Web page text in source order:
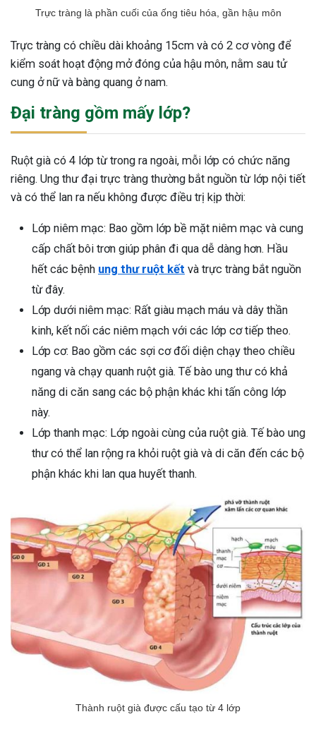
Trực tràng là phần cuối của ống tiêu hóa, gần hậu môn
Trực tràng có chiều dài khoảng 15cm và có 2 cơ vòng để
kiểm soát hoạt động mở đóng của hậu môn, nằm sau tử
cung ở nữ và bàng quang ở nam.
Đại tràng gồm mấy lớp?
Ruột già có 4 lớp từ trong ra ngoài, mỗi lớp có chức năng
riêng. Ung thư đại trực tràng thường bắt nguồn từ lớp nội tiết
và có thể lan ra nếu không được điều trị kịp thời:
Lớp niêm mạc: Bao gồm lớp bề mặt niêm mạc và cung
cấp chất bôi trơn giúp phân đi qua dễ dàng hơn. Hầu
hết các bệnh ung thư ruột kết và trực tràng bắt nguồn
từ đây.
Lớp dưới niêm mạc: Rất giàu mạch máu và dây thần
kinh, kết nối các niêm mạch với các lớp cơ tiếp theo.
Lớp cơ: Bao gồm các sợi cơ đối diện chạy theo chiều
ngang và chạy quanh ruột già. Tế bào ung thư có khả
năng di căn sang các bộ phận khác khi tấn công lớp
này.
Lớp thanh mạc: Lớp ngoài cùng của ruột già. Tế bào ung
thư có thể lan rộng ra khỏi ruột già và di căn đến các bộ
phận khác khi lan qua huyết thanh.
Thành ruột già được cấu tạo từ 4 lớp